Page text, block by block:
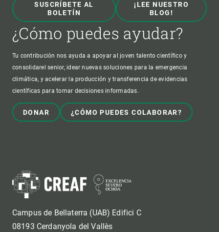
SUSCRÍBETE AL
BOLETÍN
¡LEE NUESTRO
BLOG!
¿Cómo puedes ayudar?
Tu contribución nos ayuda a apoyar al joven talento científico y
consolidarel senior, idear nuevas soluciones para la emergencia
climática, y acelerar la producción y transferencia de evidencias
científicas para tomar decisiones informadas.
DONAR ¿CÓMO PUEDES COLABORAR?
Campus de Bellaterra (UAB) Edifici C
08193 Cerdanyola del Vallès